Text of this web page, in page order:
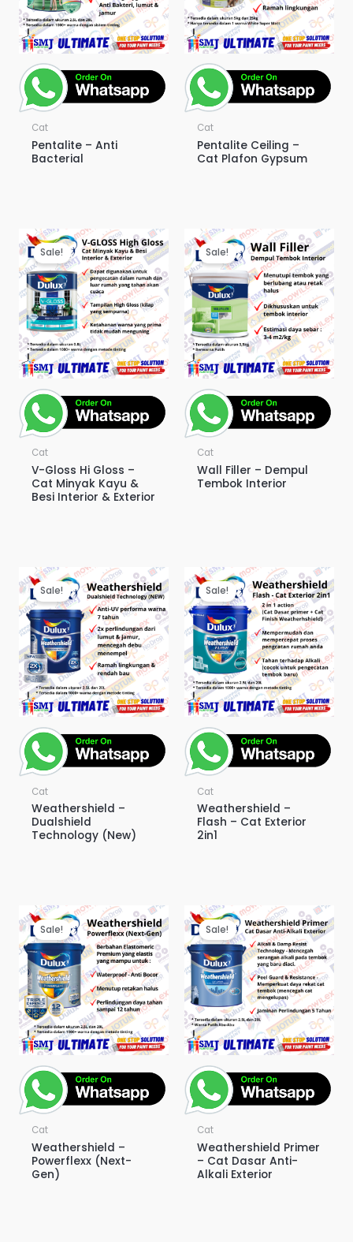
Cat
Pentalite – Anti
Bacterial
Cat
Pentalite Ceiling –
Cat Plafon Gypsum
Sale!
Cat
V-Gloss Hi Gloss –
Cat Minyak Kayu &
Besi Interior & Exterior
Sale!
Cat
Wall Filler – Dempul
Tembok Interior
Sale!
Cat
Weathershield –
Dualshield
Technology (New)
Sale!
Cat
Weathershield –
Flash – Cat Exterior
2in1
Sale!
Cat
Weathershield –
Powerflexx (Next-
Gen)
Sale!
Cat
Weathershield Primer
– Cat Dasar Anti-
Alkali Exterior